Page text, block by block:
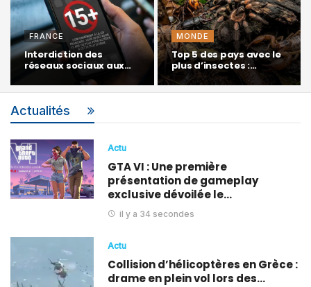
FRANCE
Interdiction des
réseaux sociaux aux
moins de 15 ans :…
MONDE
Top 5 des pays avec le
plus d’insectes :…
Actualités
Actu
GTA VI : Une première
présentation de gameplay
exclusive dévoilée le…
il y a 34 secondes
Actu
Collision d’hélicoptères en Grèce :
drame en plein vol lors des…